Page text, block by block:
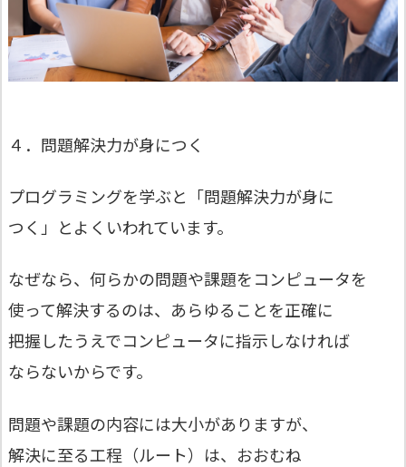
４．問題解決力が身につく
プログラミングを学ぶと「問題解決力が身に
つく」とよくいわれています。
なぜなら、何らかの問題や課題をコンピュータを
使って解決するのは、あらゆることを正確に
把握したうえでコンピュータに指示しなければ
ならないからです。
問題や課題の内容には大小がありますが、
解決に至る工程（ルート）は、おおむね